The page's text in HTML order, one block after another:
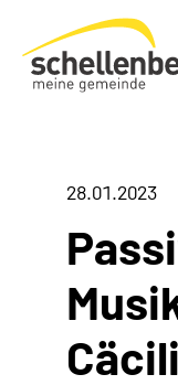
Gemeinde Schellenberg Startseite
28.01.2023